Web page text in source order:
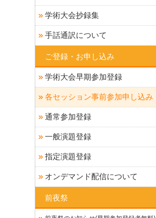
学術大会抄録集
手話通訳について
ご登録・お申し込み
学術大会早期参加登録
各セッション事前参加申し込み
通常参加登録
一般演題登録
指定演題登録
オンデマンド配信について
前夜祭